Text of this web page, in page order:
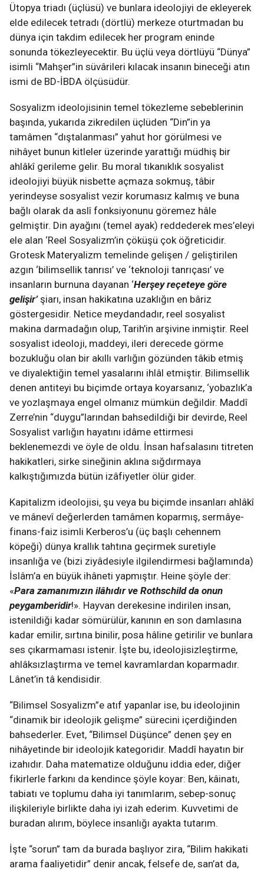
Ütopya triadı (üçlüsü) ve bunlara ideolojiyi de ekleyerek
elde edilecek tetradı (dörtlü) merkeze oturtmadan bu
dünya için takdim edilecek her program eninde
sonunda tökezleyecektir. Bu üçlü veya dörtlüyü “Dünya”
isimli “Mahşer”in süvârileri kılacak insanın bineceği atın
ismi de BD-İBDA ölçüsüdür.
Sosyalizm ideolojisinin temel tökezleme sebeblerinin
başında, yukarıda zikredilen üçlüden “Din”in ya
tamâmen “dıştalanması” yahut hor görülmesi ve
nihâyet bunun kitleler üzerinde yarattığı müdhiş bir
ahlâkî gerileme gelir. Bu moral tıkanıklık sosyalist
ideolojiyi büyük nisbette açmaza sokmuş, tâbir
yerindeyse sosyalist vezir korumasız kalmış ve buna
bağlı olarak da aslî fonksiyonunu göremez hâle
gelmiştir. Din ayağını (temel ayak) reddederek mes’eleyi
ele alan ‘Reel Sosyalizm’in çöküşü çok öğreticidir.
Grotesk Materyalizm temelinde gelişen / geliştirilen
azgın ‘bilimsellik tanrısı’ ve ‘teknoloji tanrıçası’ ve
insanların burnuna dayanan ‘Herşey reçeteye göre
gelişir’şiarı, insan hakikatına uzaklığın en bâriz
göstergesidir. Netice meydandadır, reel sosyalist
makina darmadağın olup, Tarih’in arşivine inmiştir. Reel
sosyalist ideoloji, maddeyi, ileri derecede görme
bozukluğu olan bir akıllı varlığın gözünden tâkib etmiş
ve diyalektiğin temel yasalarını ihlâl etmiştir. Bilimsellik
denen antiteyi bu biçimde ortaya koyarsanız, ‘yobazlık’a
ve yozlaşmaya engel olmanız mümkün değildir. Maddî
Zerre’nin “duygu”larından bahsedildiği bir devirde, Reel
Sosyalist varlığın hayatını idâme ettirmesi
beklenemezdi ve öyle de oldu. İnsan hafsalasını titreten
hakikatleri, sirke sineğinin aklına sığdırmaya
kalkıştığımızda bütün izâfiyetler ölür gider.
Kapitalizm ideolojisi, şu veya bu biçimde insanları ahlâkî
ve mânevî değerlerden tamâmen koparmış, sermâye-
finans-faiz isimli Kerberos’u (üç başlı cehennem
köpeği) dünya krallık tahtına geçirmek suretiyle
insanlığa ve (bizi ziyâdesiyle ilgilendirmesi bağlamında)
İslâm’a en büyük ihâneti yapmıştır. Heine şöyle der:
«Para zamanımızın ilâhıdır ve Rothschild da onun
peygamberidir!». Hayvan derekesine indirilen insan,
istenildiği kadar sömürülür, kanının en son damlasına
kadar emilir, sırtına binilir, posa hâline getirilir ve bunlara
ses çıkarmaması istenir. İşte bu, ideolojisizleştirme,
ahlâksızlaştırma ve temel kavramlardan koparmadır.
Lânet’in tâ kendisidir.
“Bilimsel Sosyalizm”e atıf yapanlar ise, bu ideolojinin
“dinamik bir ideolojik gelişme” sürecini içerdiğinden
bahsederler. Evet, “Bilimsel Düşünce” denen şey en
nihâyetinde bir ideolojik kategoridir. Maddî hayatın bir
izahıdır. Daha matematize olduğunu iddia eder, diğer
fikirlerle farkını da kendince şöyle koyar: Ben, kâinatı,
tabiatı ve toplumu daha iyi tanımlarım, sebep-sonuç
ilişkileriyle birlikte daha iyi izah ederim. Kuvvetimi de
buradan alırım, böylece insanlığı ayakta tutarım.
İşte “sorun” tam da burada başlıyor zira, “Bilim hakikati
arama faaliyetidir” denir ancak, felsefe de, san’at da,